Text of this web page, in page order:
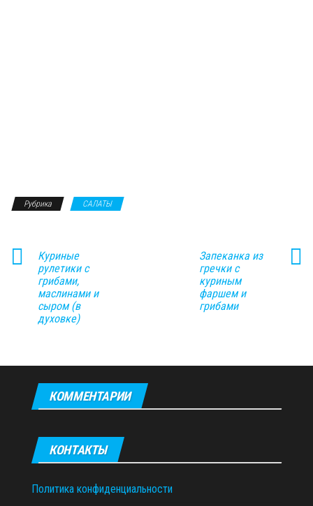
Рубрика САЛАТЫ
Куриные
рулетики с
грибами,
маслинами и
сыром (в
духовке)
Запеканка из
гречки с
куриным
фаршем и
грибами
КОММЕНТАРИИ
КОНТАКТЫ
Политика конфиденциальности